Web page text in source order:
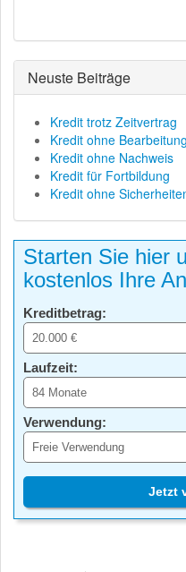
Neuste Beiträge
Kredit trotz Zeitvertrag
Kredit ohne
Kredit ohne Nachweis
Kredit für Fortbildung
Kredit ohne
Starten Sie hier
kostenlos Ihre
Kreditbetrag:
Laufzeit:
Verwendung:
Jetzt